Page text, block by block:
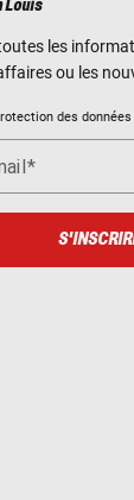
les
ou les
des données